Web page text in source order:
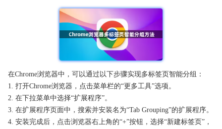
在Chrome浏览器中，可以通过以下步骤实现多标签页智能分组：
1. 打开Chrome浏览器，点击菜单栏的“更多工具”选项。
2. 在下拉菜单中选择“扩展程序”。
3. 在扩展程序页面中，搜索并安装名为“Tab Grouping”的扩展程序。
4. 安装完成后，点击浏览器右上角的“+”按钮，选择“新建标签页”，